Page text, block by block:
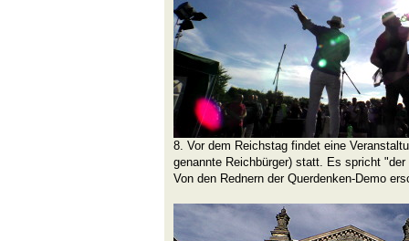
8. Vor dem Reichstag findet eine
genannte Reichbürger) statt. Es spricht
Von den Rednern der Querdenken-Demo